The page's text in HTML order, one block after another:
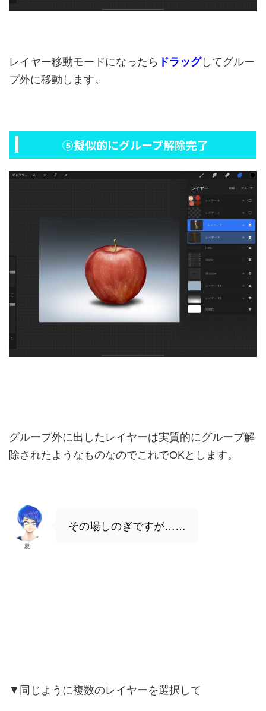
レイヤー移動モードになったら ドラッグしてグルー
プ外に移動します。
⑤擬似的にグループ解除完了
グループ外に出したレイヤーは実質的にグループ解
除されたようなものなのでこれでOKとします。
夏
その場しのぎですが……
▼同じように複数のレイヤーを選択して